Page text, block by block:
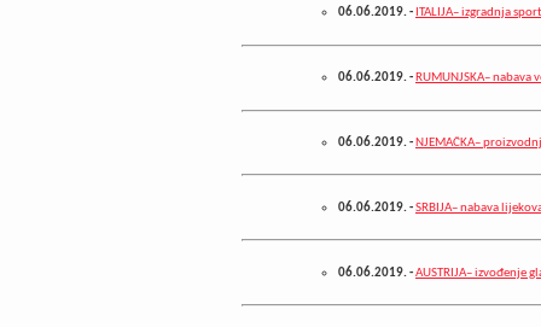
06.06.2019.- ITALIJA– izgradnja
06.06.2019.- RUMUNJSKA–
06.06.2019.- NJEMAČKA–
06.06.2019.-SRBIJA– nabava
06.06.2019.-AUSTRIJA– izvođenje